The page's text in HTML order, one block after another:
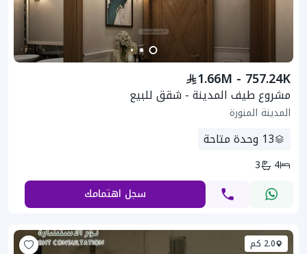
1.66M - 757.24K
مشروع طيف المدينة - شقق للبيع
المدينة المنورة
13 وحدة متاحة
4
3
سجل اهتمامك
2.0 كم